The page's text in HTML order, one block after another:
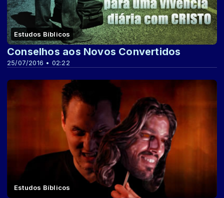
Estudos Bíblicos
25/07/2016 • 02:22
Conselhos aos Novos Convertidos
Estudos Bíblicos